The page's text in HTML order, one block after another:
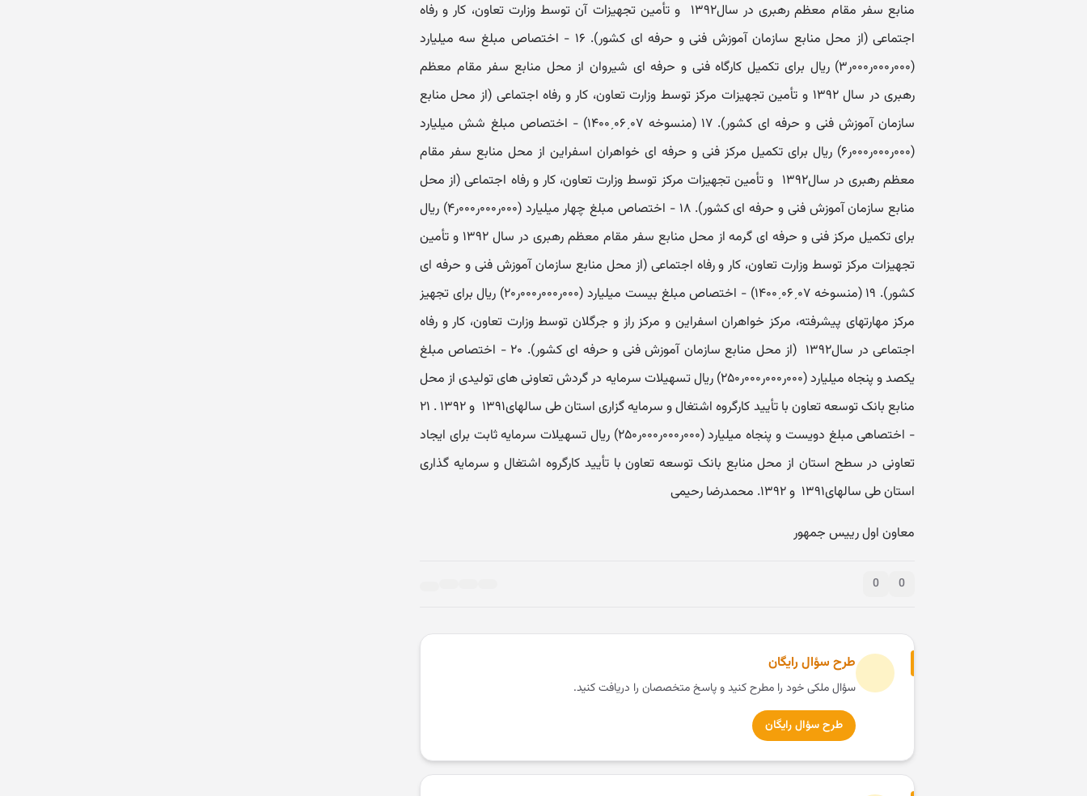
منابع سفر مقام معظم رهبری در سال۱۳۹۲ ‏ و تأمین تجهیزات آن توسط وزارت تعاون، کار و رفاه
اجتماعی (از محل منابع سازمان آموزش فنی و حرفه ای کشور). ۱۶ - ‏اختصاص مبلغ سه میلیارد
(۰۰۰ر۰۰۰ر۰۰۰ر۳‏) ریال برای تکمیل کارگاه فنی و حرفه ای شیروان از محل منابع سفر مقام معظم
رهبری در سال ۱۳۹۲ ‏و تأمین تجهیزات مرکز توسط وزارت تعاون، کار و رفاه اجتماعی (از محل منابع
سازمان آموزش فنی و حرفه ای کشور). ۱۷ (منسوخه ۰۷ˏ۰۶ˏ۱۴۰۰) - ‏اختصاص مبلغ شش میلیارد
(۰۰۰ر۰۰۰ر۰۰۰ر۶) ریال برای تکمیل مرکز فنی و حرفه ای خواهران اسفراین از محل منابع سفر مقام
معظم رهبری در سال۱۳۹۲ ‏ و تأمین تجهیزات مرکز توسط وزارت تعاون، کار و رفاه اجتماعی (از محل
منابع سازمان آموزش فنی و حرفه ای کشور). ۱۸ - ‏اختصاص مبلغ چهار میلیارد (۰۰۰ر۰۰۰ر۰۰۰ر۴‏) ریال
برای تکمیل مرکز فنی و حرفه ای گرمه از محل منابع سفر مقام معظم رهبری در سال ۱۳۹۲ ‏و تأمین
تجهیزات مرکز توسط وزارت تعاون، کار و رفاه اجتماعی (از محل منابع سازمان آموزش فنی و حرفه ای
کشور). ۱۹ (منسوخه ۰۷ˏ۰۶ˏ۱۴۰۰) - ‏اختصاص مبلغ بیست میلیارد (۰۰۰ر۰۰۰ر۰۰۰ر۲۰‏) ریال برای تجهیز
مرکز مهارتهای پیشرفته، مرکز خواهران اسفراین و مرکز راز و جرگلان توسط وزارت تعاون، کار و رفاه
اجتماعی در سال۱۳۹۲ ‏ (از محل منابع سازمان آموزش فنی و حرفه ای کشور). ۲۰ - ‏اختصاص مبلغ
یکصد و پنجاه میلیارد (۰۰۰ر۰۰۰ر۰۰۰ر۲۵۰‏) ریال تسهیلات سرمایه در گردش تعاونی های تولیدی از محل
منابع بانک توسعه تعاون با تأیید کارگروه اشتغال و سرمایه گزاری استان طی سالهای۱۳۹۱ ‏ و ۱۳۹۲ ‏. ۲۱
- ‏اختصاهی مبلغ دویست و پنجاه میلیارد (۰۰۰ر۰۰۰ر۰۰۰ر۲۵۰‏) ریال تسهیلات سرمایه ثابت برای ایجاد
تعاونی در سطح استان از محل منابع بانک توسعه تعاون با تأیید کارگروه اشتغال و سرمایه گذاری
استان طی سالهای۱۳۹۱ ‏ و ۱۳۹۲. محمدرضا رحیمی
معاون اول رییس جمهور
0
0
طرح سؤال رایگان
سؤال ملکی خود را مطرح کنید و پاسخ متخصصان را دریافت کنید.
طرح سؤال رایگان